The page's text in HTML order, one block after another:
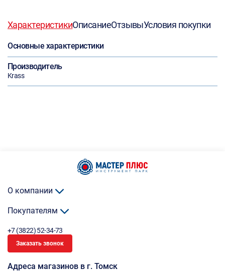
ХарактеристикиОписаниеОтзывыУсловия покупки
Основные характеристики
Производитель
Krass
О компании
Покупателям
+7 (3822) 52-34-73
Заказать звонок
Адреса магазинов в г. Томск